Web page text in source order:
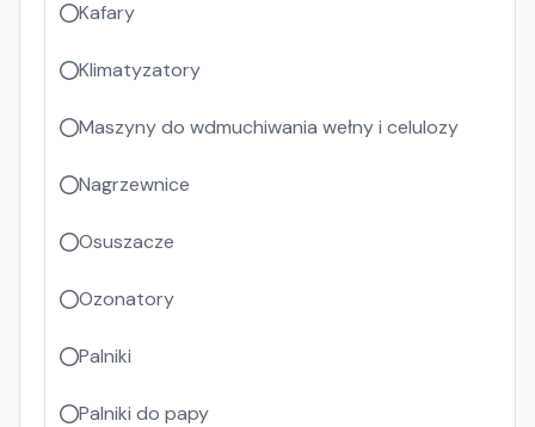
Kafary
Klimatyzatory
Maszyny do wdmuchiwania wełny i celulozy
Nagrzewnice
Osuszacze
Ozonatory
Palniki
Palniki do papy